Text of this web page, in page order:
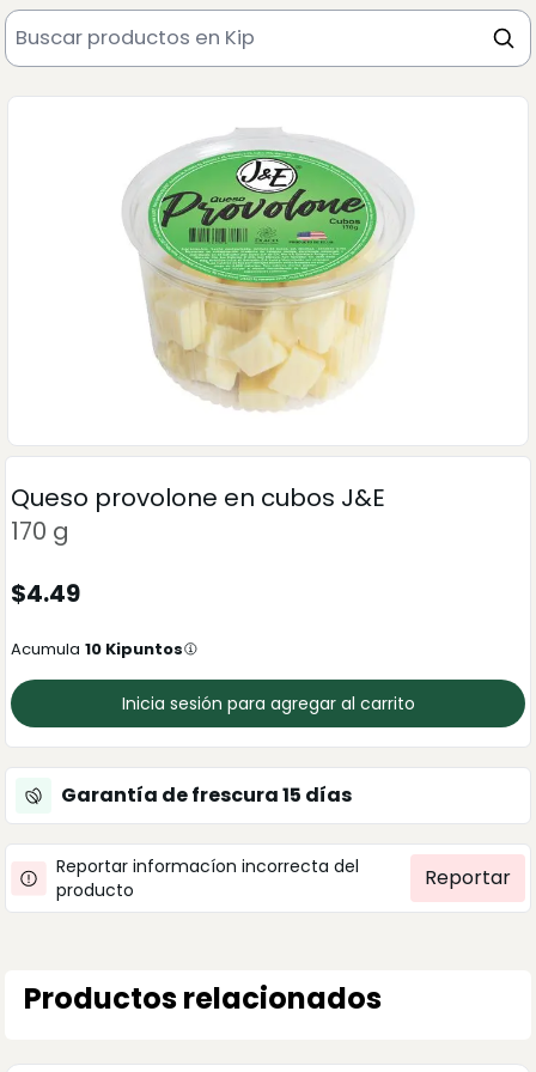
Queso provolone en cubos J&E
170 g
$4.49
Acumula 10 Kipuntos
Inicia sesión para agregar al carrito
Garantía de frescura15 días
Reportar informacíon incorrecta del
producto
Reportar
Productos relacionados